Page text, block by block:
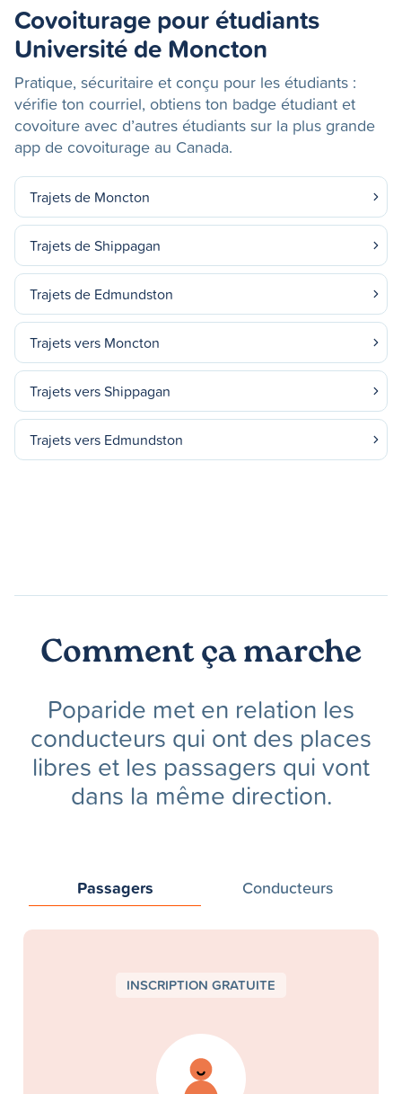
Covoiturage pour étudiants
Université de Moncton
Pratique, sécuritaire et conçu pour les étudiants :
vérifie ton courriel, obtiens ton badge étudiant et
covoiture avec d’autres étudiants sur la plus grande
app de covoiturage au Canada.
Trajets de Moncton
Trajets de Shippagan
Trajets de Edmundston
Trajets vers Moncton
Trajets vers Shippagan
Trajets vers Edmundston
Comment ça marche
Poparide met en relation les
conducteurs qui ont des places
libres et les passagers qui vont
dans la même direction.
Passagers Conducteurs
INSCRIPTION GRATUITE